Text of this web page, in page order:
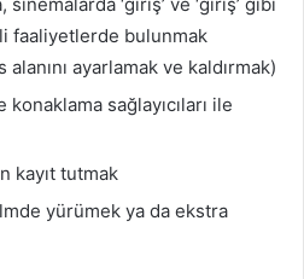
faaliyetlerde bulunmak
ayarlamak ve kaldırmak)
sağlayıcıları ile
kayıt tutmak
yürümek ya da ekstra